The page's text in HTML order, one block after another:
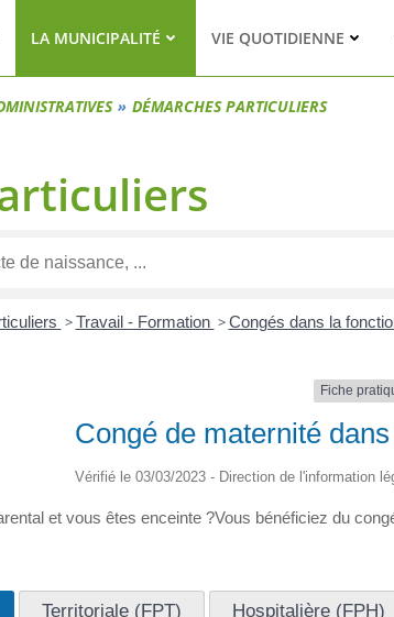
LA MUNICIPALITÉ VIE QUOTIDIENNE
DÉMARCHES PARTICULIERS
> Travail - Formation > Congés dans la
Fiche
Congé de maternité
Vérifié le 03/03/2023 - Direction de l'information
et vous êtes enceinte ?Vous bénéficiez du
Territoriale (FPT) Hospitalière (FPH)